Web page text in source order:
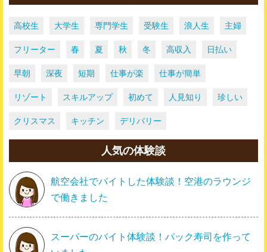
高校生 大学生 専門学生 受験生 浪人生 主婦
フリーター 春 夏 秋 冬 高収入 日払い
早朝 深夜 短期 仕事が楽 仕事が簡単
リゾート スキルアップ 初めて 人見知り 珍しい
クリスマス キッチン デリバリー
人気の体験談
航空会社でバイトした体験談！空港のラウンジ
で働きました
スーパーのバイト体験談！パック寿司を作って